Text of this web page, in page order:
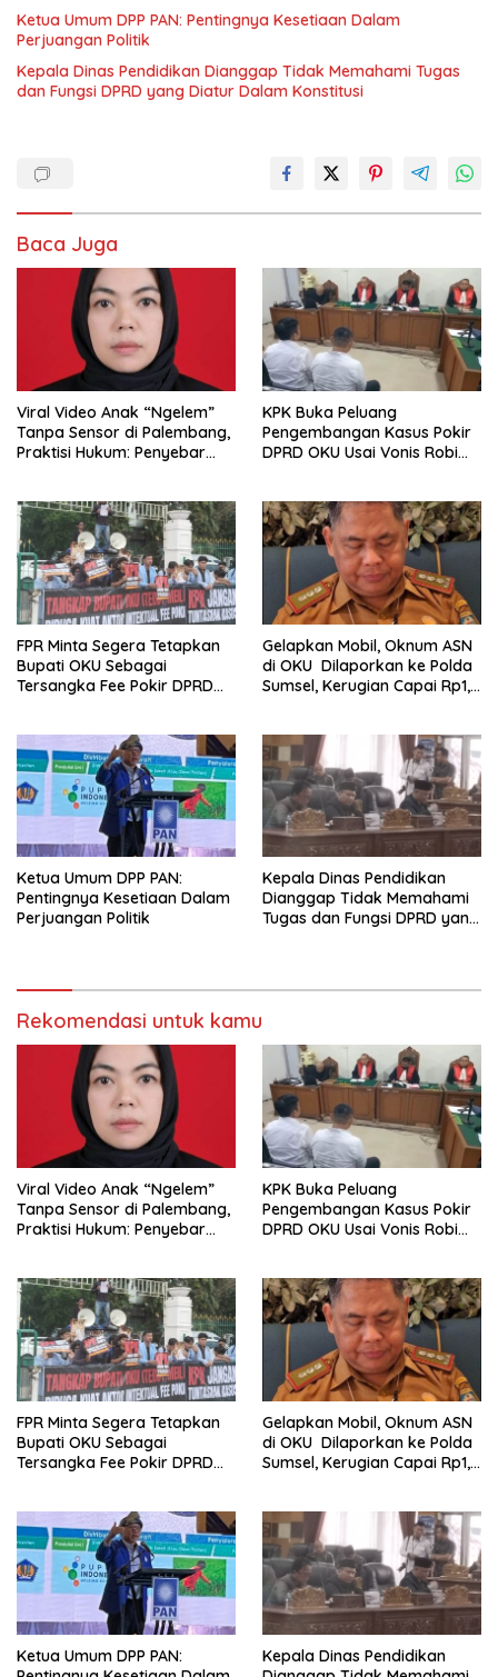
Ketua Umum DPP PAN: Pentingnya Kesetiaan Dalam
Perjuangan Politik
Kepala Dinas Pendidikan Dianggap Tidak Memahami Tugas
dan Fungsi DPRD yang Diatur Dalam Konstitusi
Baca Juga
Viral Video Anak “Ngelem”
Tanpa Sensor di Palembang,
Praktisi Hukum: Penyebar
KPK Buka Peluang
Pengembangan Kasus Pokir
DPRD OKU Usai Vonis Robi
FPR Minta Segera Tetapkan
Bupati OKU Sebagai
Tersangka Fee Pokir DPRD
Gelapkan Mobil, Oknum ASN
di OKU Dilaporkan ke Polda
Sumsel, Kerugian Capai Rp1,2
Ketua Umum DPP PAN:
Pentingnya Kesetiaan Dalam
Perjuangan Politik
Kepala Dinas Pendidikan
Dianggap Tidak Memahami
Tugas dan Fungsi DPRD yang
Rekomendasi untuk kamu
Viral Video Anak “Ngelem”
Tanpa Sensor di Palembang,
Praktisi Hukum: Penyebar
KPK Buka Peluang
Pengembangan Kasus Pokir
DPRD OKU Usai Vonis Robi
FPR Minta Segera Tetapkan
Bupati OKU Sebagai
Tersangka Fee Pokir DPRD
Gelapkan Mobil, Oknum ASN
di OKU Dilaporkan ke Polda
Sumsel, Kerugian Capai Rp1,2
Ketua Umum DPP PAN:
Kepala Dinas Pendidikan